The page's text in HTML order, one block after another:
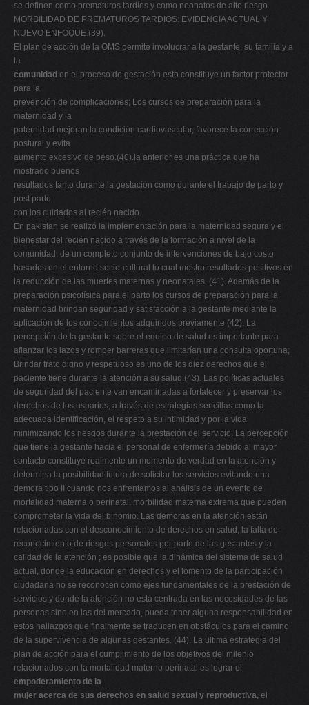
se definen como prematuros tardíos y como neonatos de alto riesgo.
MORBILIDAD DE PREMATUROS TARDIOS: EVIDENCIA ACTUAL Y
NUEVO ENFOQUE.(39).
El plan de acción de la OMS permite involucrar a la gestante, su familia y a
la
comunidad en el proceso de gestación esto constituye un factor protector
para la
prevención de complicaciones; Los cursos de preparación para la
maternidad y la
paternidad mejoran la condición cardiovascular, favorece la corrección
postural y evita
aumento excesivo de peso.(40).la anterior es una práctica que ha
mostrado buenos
resultados tanto durante la gestación como durante el trabajo de parto y
post parto
con los cuidados al recién nacido.
En pakistan se realizó la implementación para la maternidad segura y el
bienestar del recién nacido a través de la formación a nivel de la
comunidad, de un completo conjunto de intervenciones de bajo costo
basados en el entorno socio-cultural lo cual mostro resultados positivos en
la reducción de las muertes maternas y neonatales. (41). Además de la
preparación psicofísica para el parto los cursos de preparación para la
maternidad brindan seguridad y satisfacción a la gestante mediante la
aplicación de los conocimientos adquiridos previamente (42). La
percepción de la gestante sobre el equipo de salud es importante para
afianzar los lazos y romper barreras que limitarían una consulta oportuna;
Brindar trato digno y respetuoso es uno de los diez derechos que el
paciente tiene durante la atención a su salud.(43). Las políticas actuales
de seguridad del paciente van encaminadas a fortalecer y preservar los
derechos de los usuarios, a través de estrategias sencillas como la
adecuada identificación, el respeto a su intimidad y por la vida
minimizando los riesgos durante la prestación del servicio. La percepción
que tiene la gestante hacia el personal de enfermería debido al mayor
contacto constituye realmente un momento de verdad en la atención y
determina la posibilidad futura de solicitar los servicios evitando una
demora tipo II cuando nos enfrentamos al análisis de un evento de
mortalidad materna o perinatal, morbilidad materna extrema que pueden
comprometer la vida del binomio. Las demoras en la atención están
relacionadas con el desconocimiento de derechos en salud, la falta de
reconocimiento de riesgos personales por parte de las gestantes y la
calidad de la atención ; es posible que la dinámica del sistema de salud
actual, donde la educación en derechos y el fomento de la participación
ciudadana no se reconocen como ejes fundamentales de la prestación de
servicios y donde la atención no está centrada en las necesidades de las
personas sino en las del mercado, pueda tener alguna responsabilidad en
estos hallazgos que finalmente se traducen en obstáculos para el camino
de la supervivencia de algunas gestantes. (44). La ultima estrategia del
plan de acción para el cumplimiento de los objetivos del milenio
relacionados con la mortalidad materno perinatal es lograr el
empoderamiento de la
mujer acerca de sus derechos en salud sexual y reproductiva, el